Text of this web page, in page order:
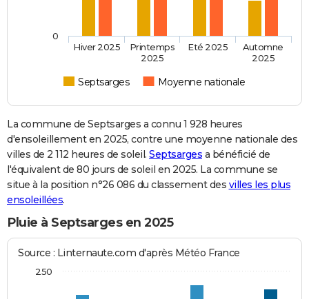
Septsarges Moyenne nationale
Hiver 2025
Printemps
2025
Eté 2025
Automne
2025
0
La commune de Septsarges a connu 1 928 heures
d'ensoleillement en 2025, contre une moyenne nationale des
villes de 2 112 heures de soleil. Septsarges a bénéficié de
l'équivalent de 80 jours de soleil en 2025. La commune se
situe à la position n°26 086 du classement des villes les plus
ensoleillées.
Pluie à Septsarges en 2025
Source : Linternaute.com d'après Météo France
250